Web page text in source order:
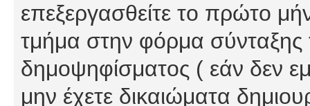
επεξεργασθείτε το πρώτο
τμήμα στην φόρμα σύνταξης
δημοψηφίσματος ( εάν δεν
μην έχετε δικαιώματα